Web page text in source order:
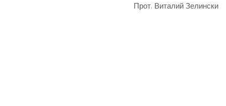
Прот. Виталий Зелински